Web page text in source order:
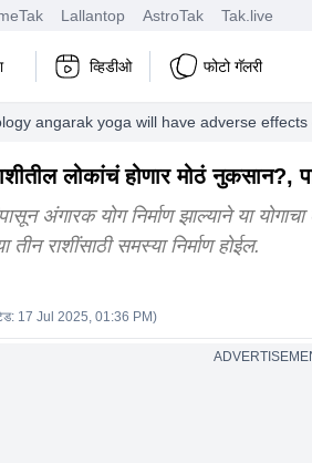
Lallantop AstroTak Tak.live
व्हिडीओ फोटो गॅलरी
angarak yoga will have adverse effects
लोकांचं होणार मोठं नुकसान?,
अंगारक योग निर्माण झाल्याने या
राशींसाठी समस्या निर्माण होईल.
17 Jul 2025, 01:36 PM)